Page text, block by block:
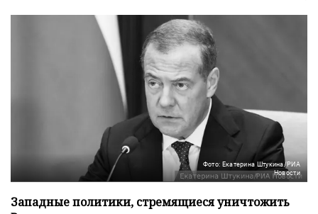
Фото: Екатерина Штукина/РИА
Новости
Западные политики, стремящиеся уничтожить